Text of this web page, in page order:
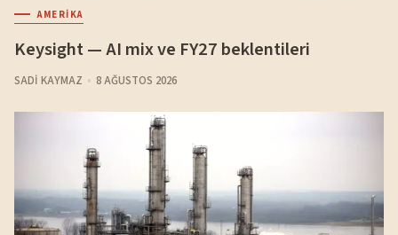
AMERIKA
Keysight — AI mix ve FY27 beklentileri
SADI KAYMAZ 8 AĞUSTOS 2026